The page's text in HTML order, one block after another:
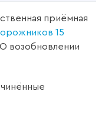
приёмная
15
возобновлении